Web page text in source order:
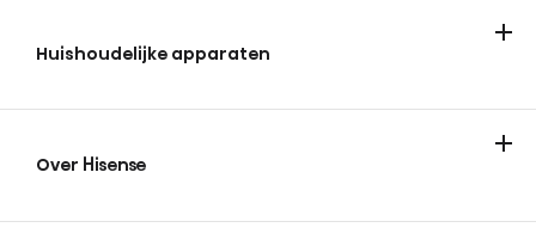
Huishoudelijke apparaten
Over Hisense